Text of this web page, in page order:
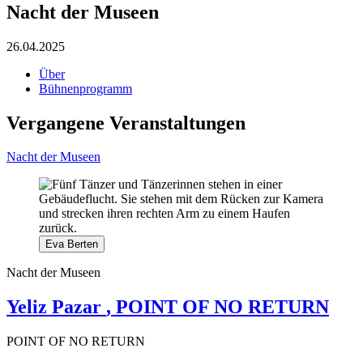
Nacht der Museen
26.04.2025
Über
Bühnenprogramm
Vergangene Veranstaltungen
Nacht der Museen
Eva Berten
Nacht der Museen
Yeliz Pazar , POINT OF NO RETURN
POINT OF NO RETURN